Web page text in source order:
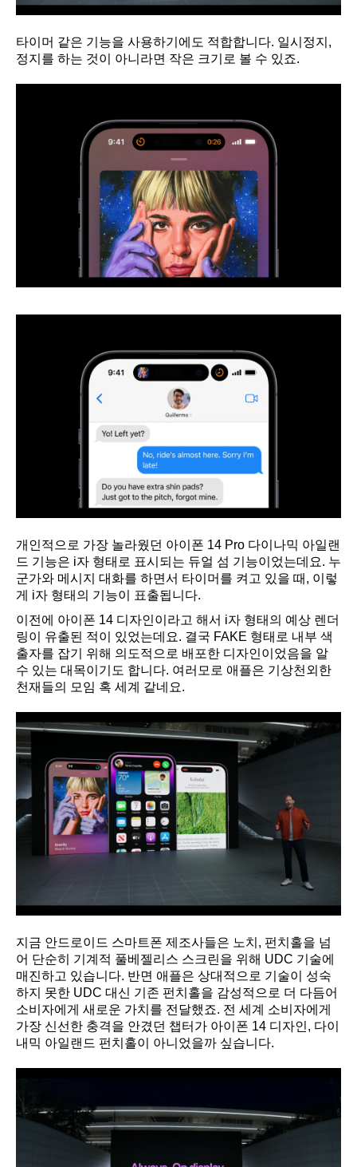
타이머 같은 기능을 사용하기에도 적합합니다. 일시정지,
정지를 하는 것이 아니라면 작은 크기로 볼 수 있죠.
개인적으로 가장 놀라웠던 아이폰 14 Pro 다이나믹 아일랜
드 기능은 i자 형태로 표시되는 듀얼 섬 기능이었는데요. 누
군가와 메시지 대화를 하면서 타이머를 켜고 있을 때, 이렇
게 i자 형태의 기능이 표출됩니다.
이전에 아이폰 14 디자인이라고 해서 i자 형태의 예상 렌더
링이 유출된 적이 있었는데요. 결국 FAKE 형태로 내부 색
출자를 잡기 위해 의도적으로 배포한 디자인이었음을 알
수 있는 대목이기도 합니다. 여러모로 애플은 기상천외한
천재들의 모임 혹 세계 같네요.
지금 안드로이드 스마트폰 제조사들은 노치, 펀치홀을 넘
어 단순히 기계적 풀베젤리스 스크린을 위해 UDC 기술에
매진하고 있습니다. 반면 애플은 상대적으로 기술이 성숙
하지 못한 UDC 대신 기존 펀치홀을 감성적으로 더 다듬어
소비자에게 새로운 가치를 전달했죠. 전 세계 소비자에게
가장 신선한 충격을 안겼던 챕터가 아이폰 14 디자인, 다이
내믹 아일랜드 펀치홀이 아니었을까 싶습니다.